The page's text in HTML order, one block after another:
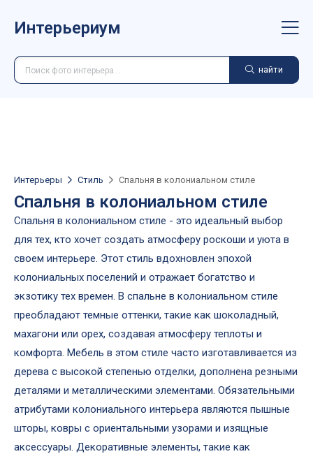
Интерьериум
найти
Интерьеры Стиль Спальня в колониальном стиле
Спальня в колониальном стиле
Спальня в колониальном стиле - это идеальный выбор
для тех, кто хочет создать атмосферу роскоши и уюта в
своем интерьере. Этот стиль вдохновлен эпохой
колониальных поселений и отражает богатство и
экзотику тех времен. В спальне в колониальном стиле
преобладают темные оттенки, такие как шоколадный,
махагони или орех, создавая атмосферу теплоты и
комфорта. Мебель в этом стиле часто изготавливается из
дерева с высокой степенью отделки, дополнена резными
деталями и металлическими элементами. Обязательными
атрибутами колониального интерьера являются пышные
шторы, ковры с ориентальными узорами и изящные
аксессуары. Декоративные элементы, такие как